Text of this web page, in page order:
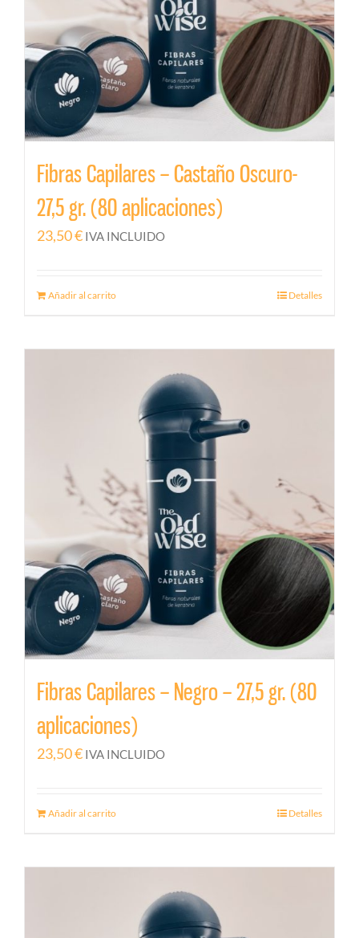
Fibras Capilares – Castaño Oscuro-
27,5 gr. (80 aplicaciones)
23,50€ IVA INCLUIDO
Añadir al carrito Detalles
Fibras Capilares – Negro – 27,5 gr. (80
aplicaciones)
23,50€ IVA INCLUIDO
Añadir al carrito Detalles